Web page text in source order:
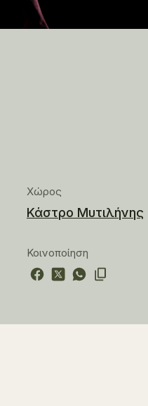
Χώρος
Κάστρο Μυτιλήνης
Κοινοποίηση